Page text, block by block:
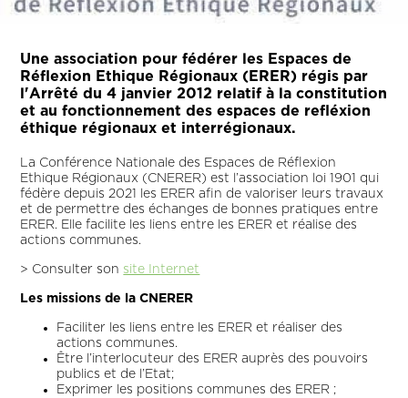
Une association pour fédérer les Espaces de
Réflexion Ethique Régionaux (ERER) régis par
l'Arrêté du 4 janvier 2012 relatif à la constitution
et au fonctionnement des espaces de refléxion
éthique régionaux et interrégionaux.
La Conférence Nationale des Espaces de Réflexion
Ethique Régionaux (CNERER) est l’association loi 1901 qui
fédère depuis 2021 les ERER afin de valoriser leurs travaux
et de permettre des échanges de bonnes pratiques entre
ERER. Elle facilite les liens entre les ERER et réalise des
actions communes.
> Consulter son site Internet
Les missions de la CNERER
Faciliter les liens entre les ERER et réaliser des
actions communes.
Être l’interlocuteur des ERER auprès des pouvoirs
publics et de l’Etat;
Exprimer les positions communes des ERER ;